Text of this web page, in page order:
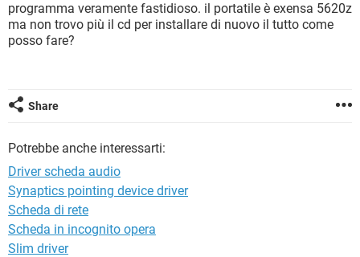
HARDWARE
INSTAGRAM WHATSAPP
TIKTOK
iOS WINDOWS 10
HARDWARE
programma veramente fastidioso. il portatile è exensa 5620z
ma non trovo più il cd per installare di nuovo il tutto come
posso fare?
Share
Potrebbe anche interessarti:
Driver scheda audio
Synaptics pointing device driver
Scheda di rete
Scheda in incognito opera
Slim driver